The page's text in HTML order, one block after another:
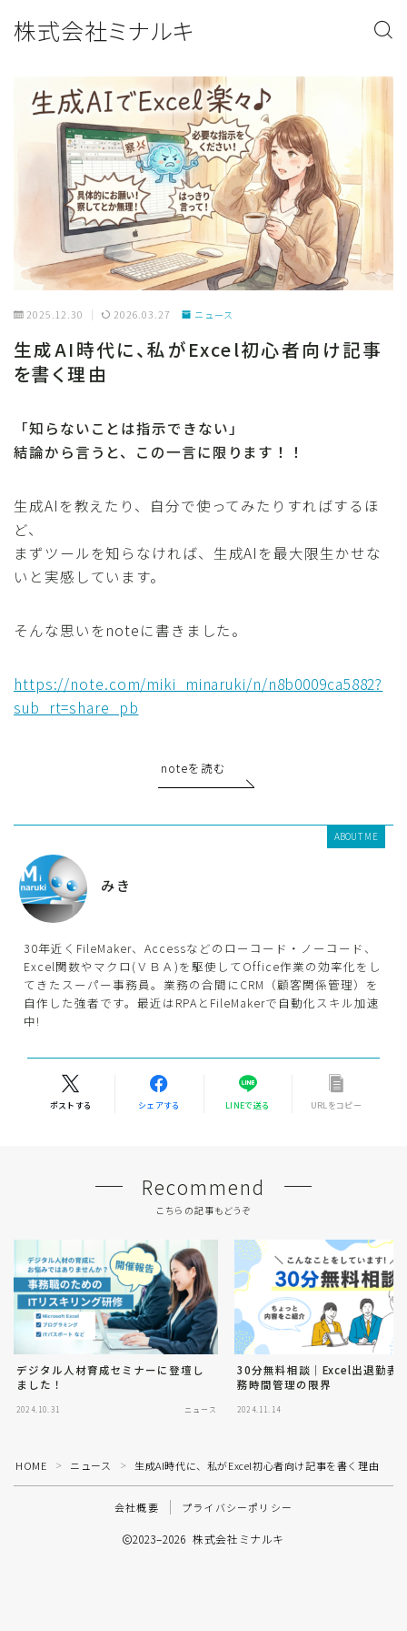
株式会社ミナルキ
2025.12.30 2026.03.27 ニュース
生成AI時代に、私がExcel初心者向け記事
を書く理由
「知らないことは指示できない」
結論から言うと、この一言に限ります！！
生成AIを教えたり、自分で使ってみたりすればするほ
ど、
まずツールを知らなければ、生成AIを最大限生かせな
いと実感しています。
そんな思いをnoteに書きました。
https://note.com/miki_minaruki/n/n8b0009ca5882?
sub_rt=share_pb
noteを読む
ABOUT ME
みき
30年近くFileMaker、Accessなどのローコード・ノーコード、
Excel関数やマクロ(ＶＢＡ)を駆使してOffice作業の効率化をし
てきたスーパー事務員。業務の合間にCRM（顧客関係管理）を
自作した強者です。最近はRPAとFileMakerで自動化スキル加速
中!
ポストする シェアする LINEで送る URLをコピー
Recommend
こちらの記事もどうぞ
デジタル人材育成セミナーに登壇し
ました！
2024.10.31 ニュース
30分無料相談｜Excel出退勤表
務時間管理の限界
2024.11.14
HOME ＞ ニュース ＞ 生成AI時代に、私がExcel初心者向け記事を書く理由
会社概要 プライバシーポリシー
2023–2026 株式会社ミナルキ